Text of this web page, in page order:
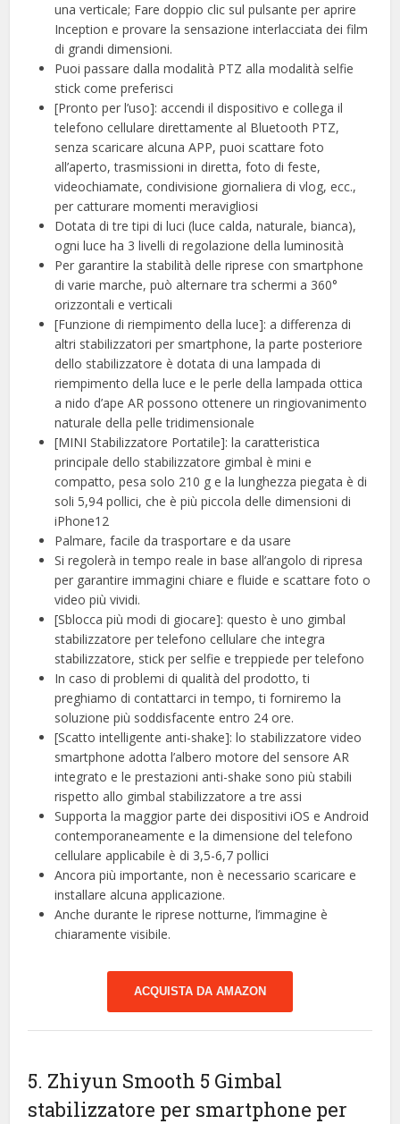
una verticale; Fare doppio clic sul pulsante per aprire
Inception e provare la sensazione interlacciata dei film
di grandi dimensioni.
Puoi passare dalla modalità PTZ alla modalità selfie
stick come preferisci
[Pronto per l’uso]: accendi il dispositivo e collega il
telefono cellulare direttamente al Bluetooth PTZ,
senza scaricare alcuna APP, puoi scattare foto
all’aperto, trasmissioni in diretta, foto di feste,
videochiamate, condivisione giornaliera di vlog, ecc.,
per catturare momenti meravigliosi
Dotata di tre tipi di luci (luce calda, naturale, bianca),
ogni luce ha 3 livelli di regolazione della luminosità
Per garantire la stabilità delle riprese con smartphone
di varie marche, può alternare tra schermi a 360°
orizzontali e verticali
[Funzione di riempimento della luce]: a differenza di
altri stabilizzatori per smartphone, la parte posteriore
dello stabilizzatore è dotata di una lampada di
riempimento della luce e le perle della lampada ottica
a nido d’ape AR possono ottenere un ringiovanimento
naturale della pelle tridimensionale
[MINI Stabilizzatore Portatile]: la caratteristica
principale dello stabilizzatore gimbal è mini e
compatto, pesa solo 210 g e la lunghezza piegata è di
soli 5,94 pollici, che è più piccola delle dimensioni di
iPhone12
Palmare, facile da trasportare e da usare
Si regolerà in tempo reale in base all’angolo di ripresa
per garantire immagini chiare e fluide e scattare foto o
video più vividi.
[Sblocca più modi di giocare]: questo è uno gimbal
stabilizzatore per telefono cellulare che integra
stabilizzatore, stick per selfie e treppiede per telefono
In caso di problemi di qualità del prodotto, ti
preghiamo di contattarci in tempo, ti forniremo la
soluzione più soddisfacente entro 24 ore.
[Scatto intelligente anti-shake]: lo stabilizzatore video
smartphone adotta l’albero motore del sensore AR
integrato e le prestazioni anti-shake sono più stabili
rispetto allo gimbal stabilizzatore a tre assi
Supporta la maggior parte dei dispositivi iOS e Android
contemporaneamente e la dimensione del telefono
cellulare applicabile è di 3,5-6,7 pollici
Ancora più importante, non è necessario scaricare e
installare alcuna applicazione.
Anche durante le riprese notturne, l’immagine è
chiaramente visibile.
ACQUISTA DA AMAZON
5. Zhiyun Smooth 5 Gimbal
stabilizzatore per smartphone per